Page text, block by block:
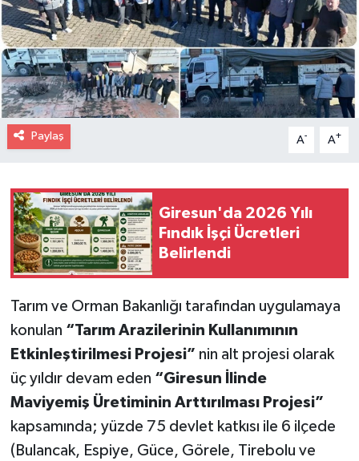
Paylaş A- A+
Giresun'da 2026 Yılı
Fındık İşçi Ücretleri
Belirlendi
Tarım ve Orman Bakanlığı tarafından uygulamaya
konulan “Tarım Arazilerinin Kullanımının
Etkinleştirilmesi Projesi” nin alt projesi olarak
üç yıldır devam eden “Giresun İlinde
Maviyemiş Üretiminin Arttırılması Projesi”
kapsamında; yüzde 75 devlet katkısı ile 6 ilçede
(Bulancak, Espiye, Güce, Görele, Tirebolu ve